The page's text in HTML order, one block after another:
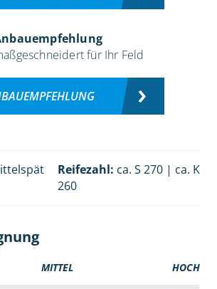
für Ihr Feld
Reifezahl: ca. S 270 | ca. K
260
MITTEL HOCH